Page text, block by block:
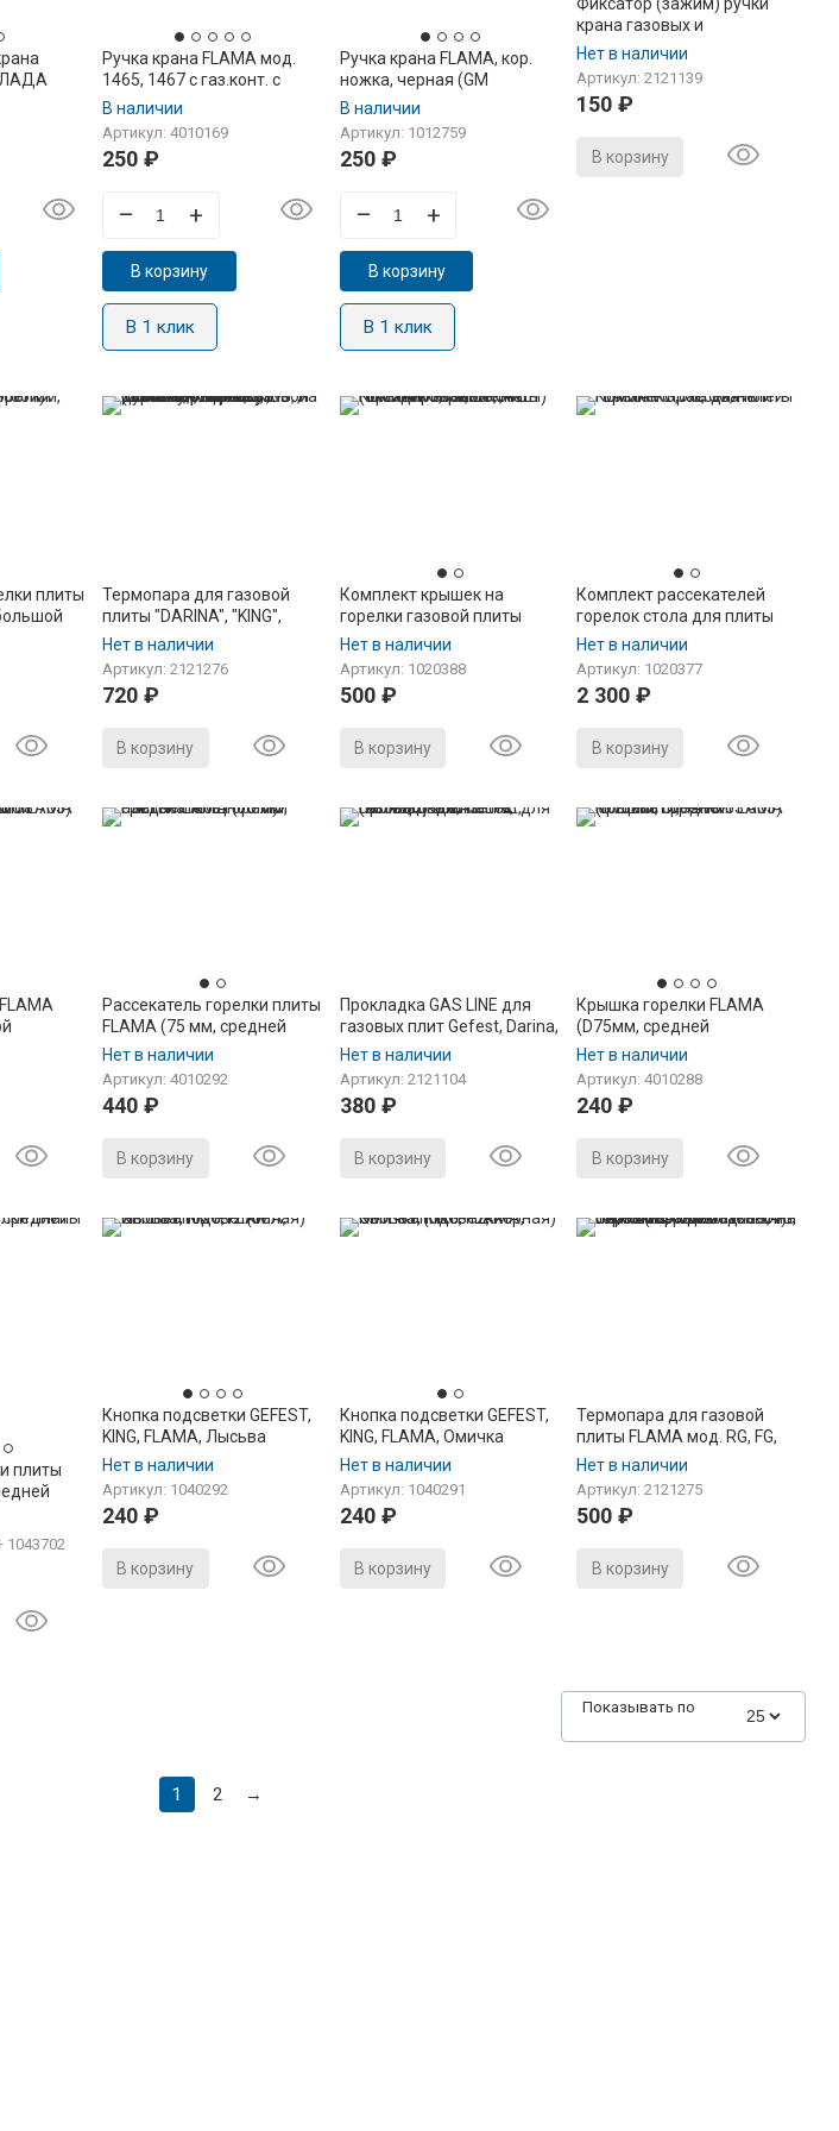
"ЛАДА
CG, AE,
Ручка крана FLAMA мод.
1465, 1467 с газ.конт. c
2015г, на ТУП, кор. ножка,
черная (GM442.26.022-01)
В наличии
Артикул: 4010169
250₽
– +
В корзину
В 1 клик
Ручка крана FLAMA, кор.
ножка, черная (GM
442.26.022-01Б)
В наличии
Артикул: 1012759
250 ₽
– +
В корзину
В 1 клик
крана газовых и
электрических плит
Flama, Лысьва, Веста
(1457-06.002А) ("Gas Line"),
Нет в наличии
Артикул: 2121139
150₽
В корзину
плиты
Термопара для газовой
плиты "DARINA", "KING",
"FLAMA", "Лысьва",
(2515.024.100-02), L-
1000мм, резьба M8*1, на
Нет в наличии
Артикул: 2121276
720₽
В корзину
Комплект крышек на
горелки газовой плиты
FLAMA RG, FG, CG, RK
Нет в наличии
Артикул: 1020388
500 ₽
В корзину
Комплект рассекателей
горелок стола для плиты
FLAMA RG, FG, CG, RK
Нет в наличии
Артикул: 1020377
2 300₽
В корзину
Рассекатель горелки плиты
FLAMA (75 мм, средней
мощности)
Нет в наличии
Артикул: 4010292
440₽
В корзину
Прокладка GAS LINE для
газовых плит Gefest, Darina,
Лада, Flama, (кольцо) 20шт
Нет в наличии
Артикул: 2121104
380 ₽
В корзину
Крышка горелки FLAMA
(D75мм, средней
мощности, 1470.03.603)
Нет в наличии
Артикул: 4010288
240₽
В корзину
плиты
1043702
Кнопка подсветки GEFEST,
KING, FLAMA, Лысьва
ПКН-12 (белая)
Нет в наличии
Артикул: 1040292
240₽
В корзину
Кнопка подсветки GEFEST,
KING, FLAMA, Омичка
(ПКН-12, черная)
Нет в наличии
Артикул: 1040291
240 ₽
В корзину
Термопара для газовой
плиты FLAMA мод. RG, FG,
CG, RK( 2515.027.100-04)
горелки стола
Нет в наличии
Артикул: 2121275
500₽
В корзину
Показывать по
1 2 →